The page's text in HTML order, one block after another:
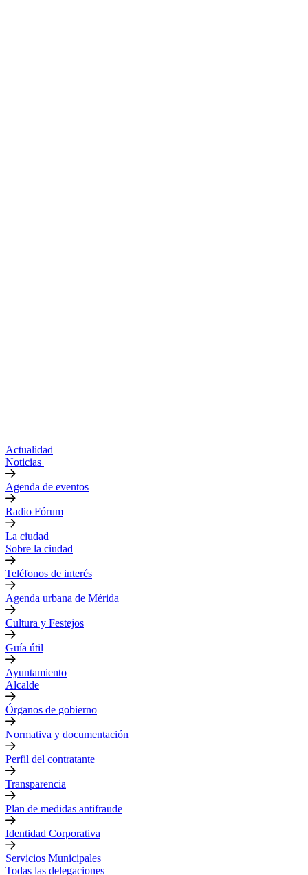
Actualidad
Noticias
Agenda de eventos
Radio Fórum
La ciudad
Sobre la ciudad
Teléfonos de interés
Agenda urbana de Mérida
Cultura y Festejos
Guía útil
Ayuntamiento
Alcalde
Órganos de gobierno
Normativa y documentación
Perfil del contratante
Transparencia
Plan de medidas antifraude
Identidad Corporativa
Servicios Municipales
Todas las delegaciones